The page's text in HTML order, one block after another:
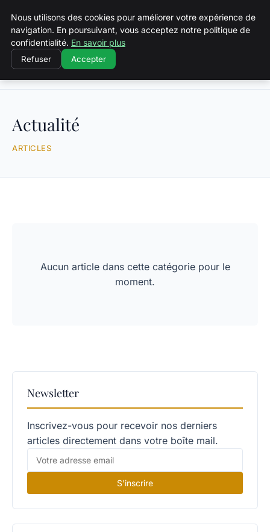
Squeakyswing.com
Actualité
ARTICLES
Aucun article dans cette catégorie pour le
moment.
Newsletter
Inscrivez-vous pour recevoir nos derniers
articles directement dans votre boîte mail.
S'inscrire
Nous utilisons des cookies pour améliorer votre expérience de
navigation. En poursuivant, vous acceptez notre politique de
confidentialité. En savoir plus
Refuser Accepter